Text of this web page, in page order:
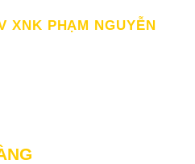
XNK PHẠM NGUYỄN